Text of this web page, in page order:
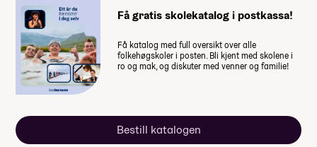
Få gratis skolekatalog i postkassa!
Få katalog med full oversikt over alle
folkehøgskoler i posten. Bli kjent med skolene i
ro og mak, og diskuter med venner og familie!
Bestill katalogen